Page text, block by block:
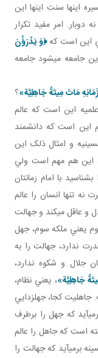
اينها سنت اينها اين
امر مفيد تکرار
اين است که﴿وَ يَدْرَؤُنَ
جامعه مي شود جامعه
مَاتَ مِيتَةً جَاهِلِيَّة»؟
اين است که عالم
اين است که دانشمند
و امثال ذلک اين
اين هم مهم است ولي
با امام زمانتان
نه تنها انسان را عالم
و عاقل مي کند و جهالت
يعني ملکه سوم، جهل
ندارد، جهالت را به
جلال و شکوه ندارد،
جَاهِلِيَّة»، يعني نظام،
کجا، جهل زدايي
آيد که جهل را برطرف
است که جاهل را عالم
برمي آيد که جهالت را